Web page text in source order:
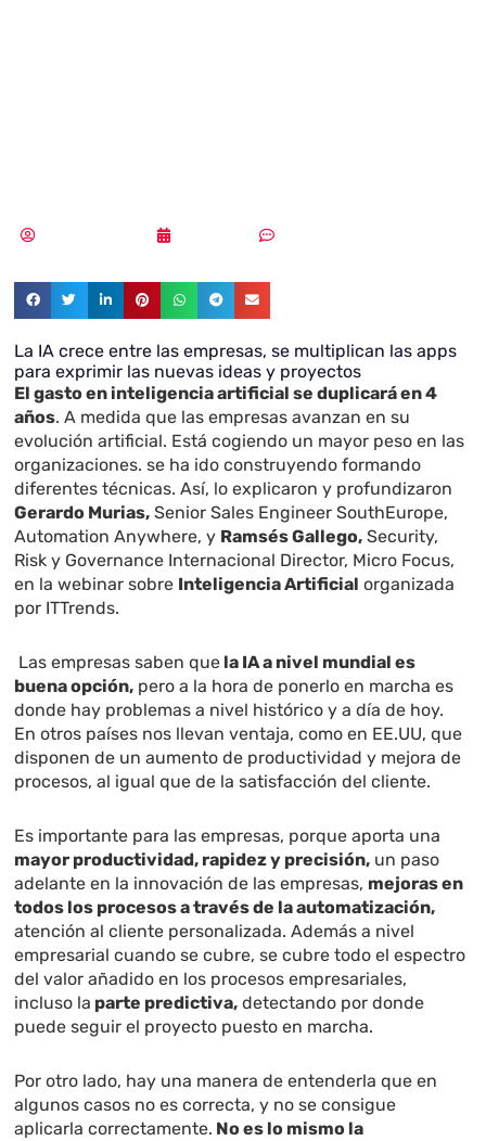
La IA crece entre las empresas, se multiplican las apps
para exprimir las nuevas ideas y proyectos
El gasto en inteligencia artificial se duplicará en 4
años. A medida que las empresas avanzan en su
evolución artificial. Está cogiendo un mayor peso en las
organizaciones. se ha ido construyendo formando
diferentes técnicas. Así, lo explicaron y profundizaron
Gerardo Murias, Senior Sales Engineer SouthEurope,
Automation Anywhere, y Ramsés Gallego, Security,
Risk y Governance Internacional Director, Micro Focus,
en la webinar sobre Inteligencia Artificial organizada
por ITTrends.
Las empresas saben que la IA a nivel mundial es
buena opción, pero a la hora de ponerlo en marcha es
donde hay problemas a nivel histórico y a día de hoy.
En otros países nos llevan ventaja, como en EE.UU, que
disponen de un aumento de productividad y mejora de
procesos, al igual que de la satisfacción del cliente.
Es importante para las empresas, porque aporta una
mayor productividad, rapidez y precisión, un paso
adelante en la innovación de las empresas, mejoras en
todos los procesos a través de la automatización,
atención al cliente personalizada. Además a nivel
empresarial cuando se cubre, se cubre todo el espectro
del valor añadido en los procesos empresariales,
incluso la parte predictiva, detectando por donde
puede seguir el proyecto puesto en marcha.
Por otro lado, hay una manera de entenderla que en
algunos casos no es correcta, y no se consigue
aplicarla correctamente. No es lo mismo la